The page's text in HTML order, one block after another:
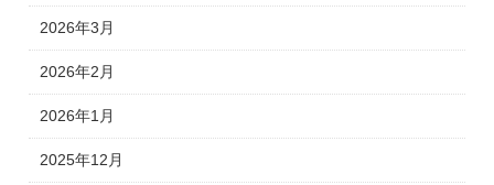
2026年3月
2026年2月
2026年1月
2025年12月